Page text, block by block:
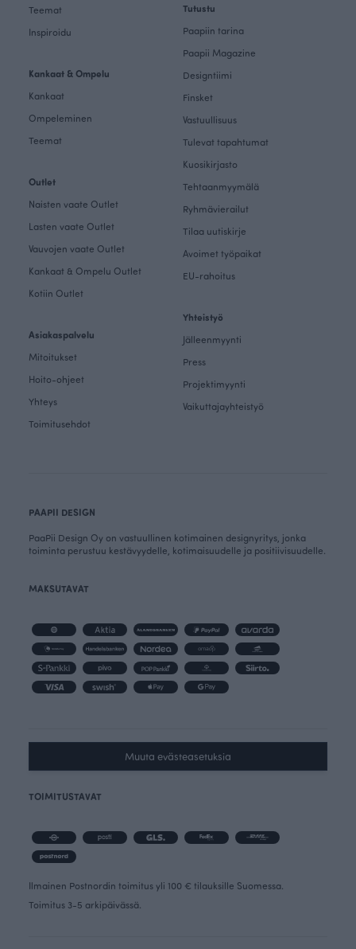
Teemat
Inspiroidu
Kankaat & Ompelu
Kankaat
Ompeleminen
Teemat
Outlet
Naisten vaate Outlet
Lasten vaate Outlet
Vauvojen vaate Outlet
Kankaat & Ompelu Outlet
Kotiin Outlet
Asiakaspalvelu
Mitoitukset
Hoito-ohjeet
Yhteys
Toimitusehdot
Tutustu
Paapiin tarina
Paapii Magazine
Designtiimi
Finsket
Vastuullisuus
Tulevat tapahtumat
Kuosikirjasto
Tehtaanmyymälä
Ryhmävierailut
Tilaa uutiskirje
Avoimet työpaikat
EU-rahoitus
Yhteistyö
Jälleenmyynti
Press
Projektimyynti
Vaikuttajayhteistyö
PAAPII DESIGN
PaaPii Design Oy on vastuullinen kotimainen designyritys, jonka
toiminta perustuu kestävyydelle, kotimaisuudelle ja positiivisuudelle.
MAKSUTAVAT
Muuta evästeasetuksia
TOIMITUSTAVAT
Ilmainen Postnordin toimitus yli 100 € tilauksille Suomessa.
Toimitus 3-5 arkipäivässä.